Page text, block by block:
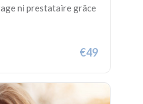
ni prestataire grâce
€49